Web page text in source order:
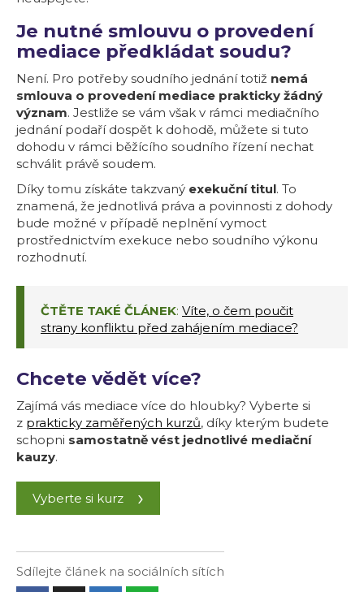
Je nutné smlouvu o provedení
mediace předkládat soudu?
Není. Pro potřeby soudního jednání totiž nemá
smlouva o provedení mediace prakticky žádný
význam. Jestliže se vám však v rámci mediačního
jednání podaří dospět k dohodě, můžete si tuto
dohodu v rámci běžícího soudního řízení nechat
schválit právě soudem.
Díky tomu získáte takzvaný exekuční titul. To
znamená, že jednotlivá práva a povinnosti z dohody
bude možné v případě neplnění vymoct
prostřednictvím exekuce nebo soudního výkonu
rozhodnutí.
ČTĚTE TAKÉ ČLÁNEK: Víte, o čem poučit
strany konfliktu před zahájením mediace?
Chcete vědět více?
Zajímá vás mediace více do hloubky? Vyberte si
z prakticky zaměřených kurzů, díky kterým budete
schopni samostatně vést jednotlivé mediační
kauzy.
Vyberte si kurz
Sdílejte článek na sociálních sítích